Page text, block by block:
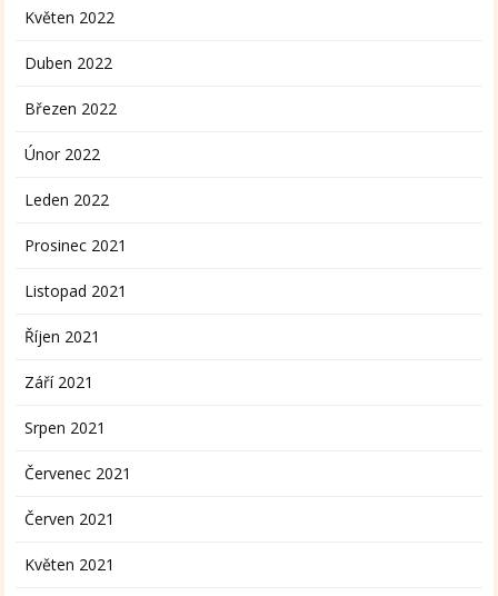
Květen 2022
Duben 2022
Březen 2022
Únor 2022
Leden 2022
Prosinec 2021
Listopad 2021
Říjen 2021
Září 2021
Srpen 2021
Červenec 2021
Červen 2021
Květen 2021